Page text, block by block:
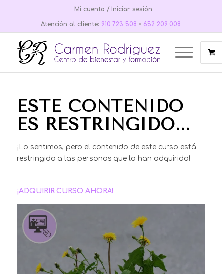
Mi cuenta / Iniciar sesión
Atención al cliente: 910 723 508 • 652 209 008
ESTE CONTENIDO
ES RESTRINGIDO...
¡Lo sentimos, pero el contenido de este curso está
restringido a las personas que lo han adquirido!
¡ADQUIRIR CURSO AHORA!